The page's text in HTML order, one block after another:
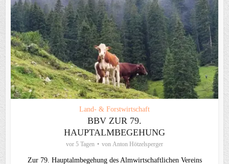
Land- & Forstwirtschaft
BBV ZUR 79.
HAUPTALMBEGEHUNG
vor 5 Tagen von Anton Hötzelsperger
Zur 79. Hauptalmbegehung des Almwirtschaftlichen Vereins